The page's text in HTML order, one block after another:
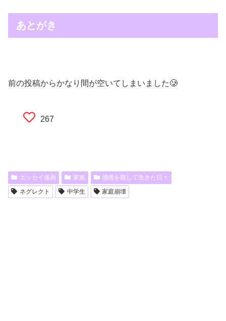
あとがき
前の投稿からかなり間が空いてしまいました🥲
267
エッセイ漫画 家族
感情を殺して生きた日々
ネグレクト
中学生 家庭崩壊